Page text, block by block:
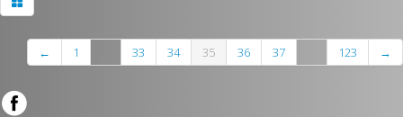
← 1 33 34 35 36 37 123 →